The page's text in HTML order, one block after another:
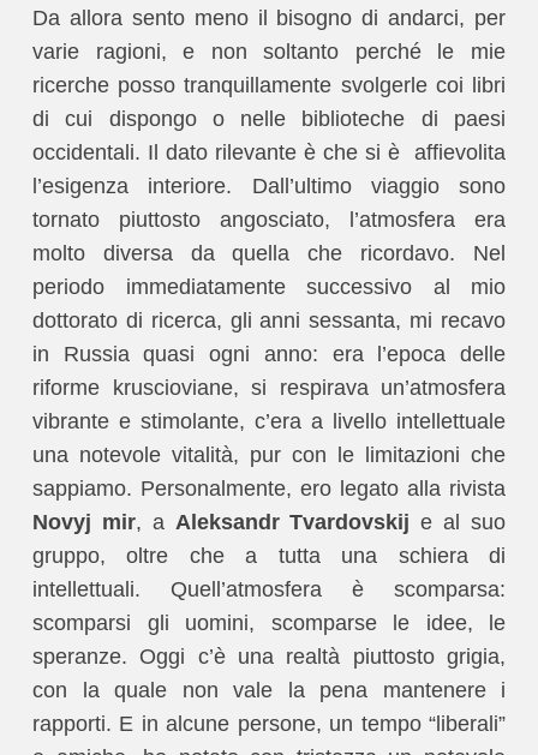
Da allora sento meno il bisogno di andarci, per
varie ragioni, e non soltanto perché le mie
ricerche posso tranquillamente svolgerle coi libri
di cui dispongo o nelle biblioteche di paesi
occidentali. Il dato rilevante è che si è affievolita
l’esigenza interiore. Dall’ultimo viaggio sono
tornato piuttosto angosciato, l’atmosfera era
molto diversa da quella che ricordavo. Nel
periodo immediatamente successivo al mio
dottorato di ricerca, gli anni sessanta, mi recavo
in Russia quasi ogni anno: era l’epoca delle
riforme kruscioviane, si respirava un’atmosfera
vibrante e stimolante, c’era a livello intellettuale
una notevole vitalità, pur con le limitazioni che
sappiamo. Personalmente, ero legato alla rivista
Novyj mir, a Aleksandr Tvardovskij e al suo
gruppo, oltre che a tutta una schiera di
intellettuali. Quell’atmosfera è scomparsa:
scomparsi gli uomini, scomparse le idee, le
speranze. Oggi c’è una realtà piuttosto grigia,
con la quale non vale la pena mantenere i
rapporti. E in alcune persone, un tempo “liberali”